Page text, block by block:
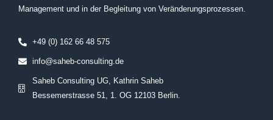
Management und in der Begleitung von Veränderungsprozessen.
+49 (0) 162 66 48 575
info@saheb-consulting.de
Saheb Consulting UG, Kathrin Saheb
Bessemerstrasse 51, 1. OG 12103 Berlin.